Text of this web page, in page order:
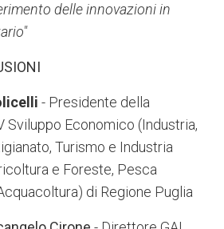
delle innovazioni in
- Presidente della
Sviluppo Economico (Industria,
Turismo e Industria
e Foreste, Pesca
di Regione Puglia